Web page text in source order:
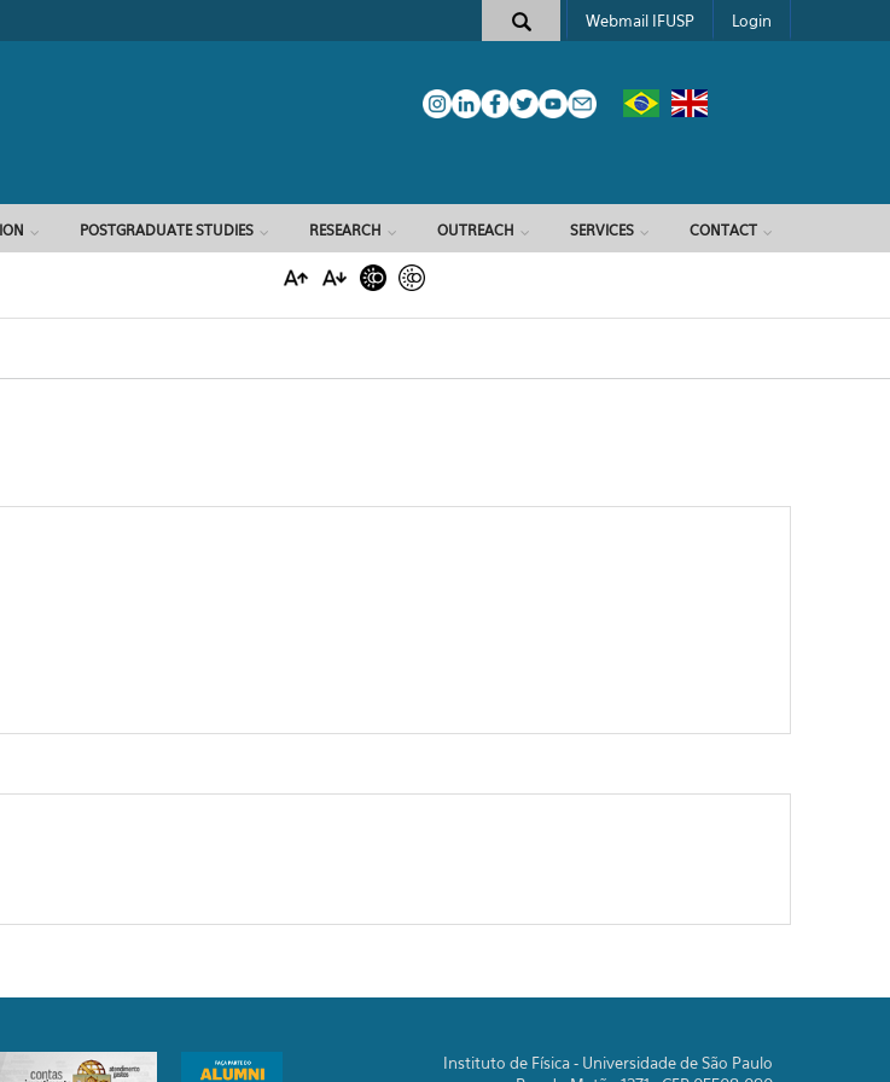
Search form
Webmail IFUSP Login
POSTGRADUATE STUDIES RESEARCH OUTREACH SERVICES CONTACT
Instituto de Física - Universidade de São Paulo